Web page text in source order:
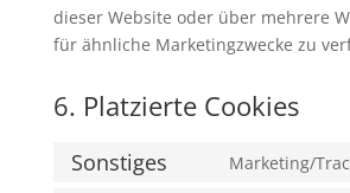
dieser Website oder über mehrere
für ähnliche Marketingzwecke zu
6. Platzierte Cookies
Sonstiges Marketing/